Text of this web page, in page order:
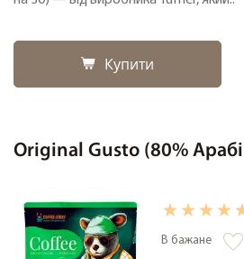
Купити
Original Gusto (80%
В бажане